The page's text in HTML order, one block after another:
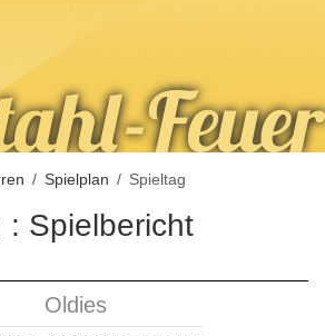
Spielplan Spieltag
: Spielbericht
Oldies